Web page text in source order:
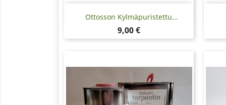
Ottosson Kylmäpuristettu...
Hinta
9,00 €
Pikakatselu